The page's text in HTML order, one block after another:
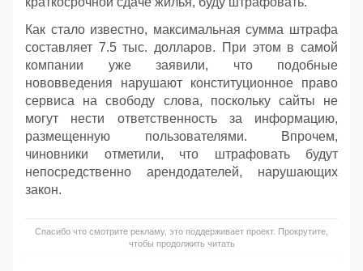
Как стало известно, максимальная сумма штрафа
составляет 7.5 тыс. долларов. При этом в самой
компании уже заявили, что подобные
нововведения нарушают конституционное право
сервиса на свободу слова, поскольку сайты не
могут нести ответственность за информацию,
размещенную пользователями. Впрочем,
чиновники отметили, что штрафовать будут
непосредственно арендодателей, нарушающих
закон.
Спасибо что смотрите рекламу, это поддерживает проект. Прокрутите,
чтобы продолжить читать